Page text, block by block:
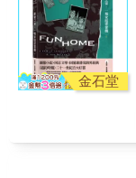
金石堂